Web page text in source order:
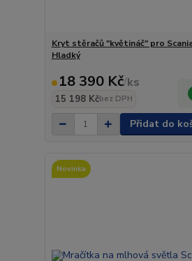
Kryt stěračů "květináč" pro
Hladký
18 390 Kč/ks
15 198 Kčbez DPH
Přidat do
Novinka